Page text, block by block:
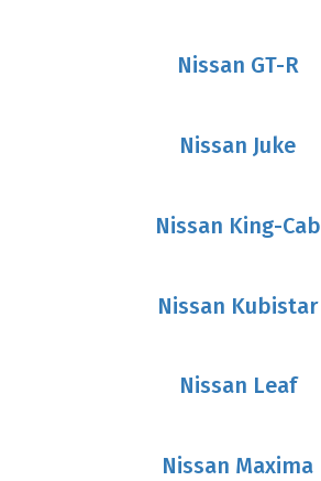
Nissan GT-R
Nissan Juke
Nissan King-Cab
Nissan Kubistar
Nissan Leaf
Nissan Maxima